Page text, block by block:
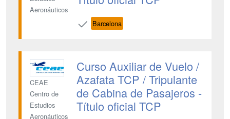
Aeronáuticos
Barcelona
CEAE
Centro de
Estudios
Aeronáuticos
Curso Auxiliar de Vuelo /
Azafata TCP / Tripulante
de Cabina de Pasajeros -
Título oficial TCP